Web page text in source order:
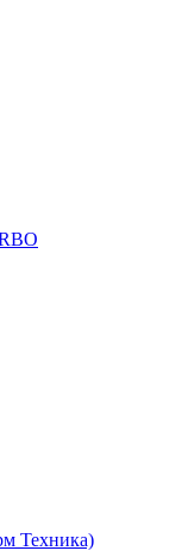
Техника)